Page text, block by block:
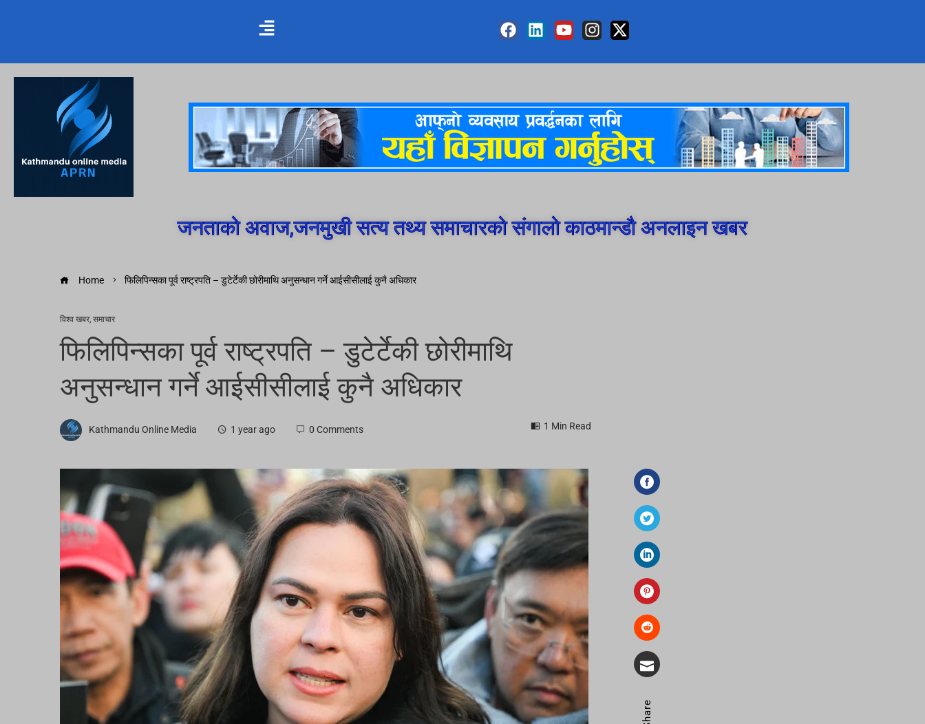
जनताको अवाज,जनमुखी सत्य तथ्य समाचारको संगालो काठमान्डौ अनलाइन खबर
Home फिलिपिन्सका पूर्व राष्ट्रपति – डुटेर्टेकी छोरीमाथि अनुसन्धान गर्ने आईसीसीलाई कुनै अधिकार
विश्व खबर, समाचार
फिलिपिन्सका पूर्व राष्ट्रपति – डुटेर्टेकी छोरीमाथि
अनुसन्धान गर्ने आईसीसीलाई कुनै अधिकार
Kathmandu Online Media 1 year ago 0 Comments 1 Min Read
Share